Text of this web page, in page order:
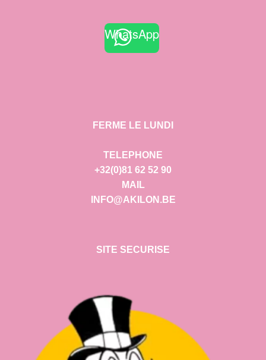
WhatsApp
FERME LE LUNDI
TELEPHONE
+32(0)81 62 52 90
MAIL
INFO@AKILON.BE
SITE SECURISE